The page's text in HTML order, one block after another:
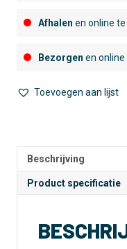
Afhalen en online
Bezorgen en
Toevoegen aan lijst
r
a
Beschrijving
Product specificatie